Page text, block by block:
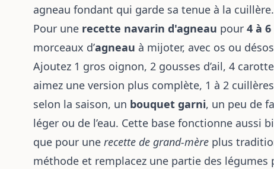
agneau fondant qui garde sa tenue à la cuillère.
Pour une recette navarin d'agneau pour 4 à
morceaux d’agneau à mijoter, avec os ou
Ajoutez 1 gros oignon, 2 gousses d’ail, 4
aimez une version plus complète, 1 à 2
selon la saison, un bouquet garni, un peu de
léger ou de l’eau. Cette base fonctionne aussi
que pour une recette de grand-mère plus
méthode et remplacez une partie des